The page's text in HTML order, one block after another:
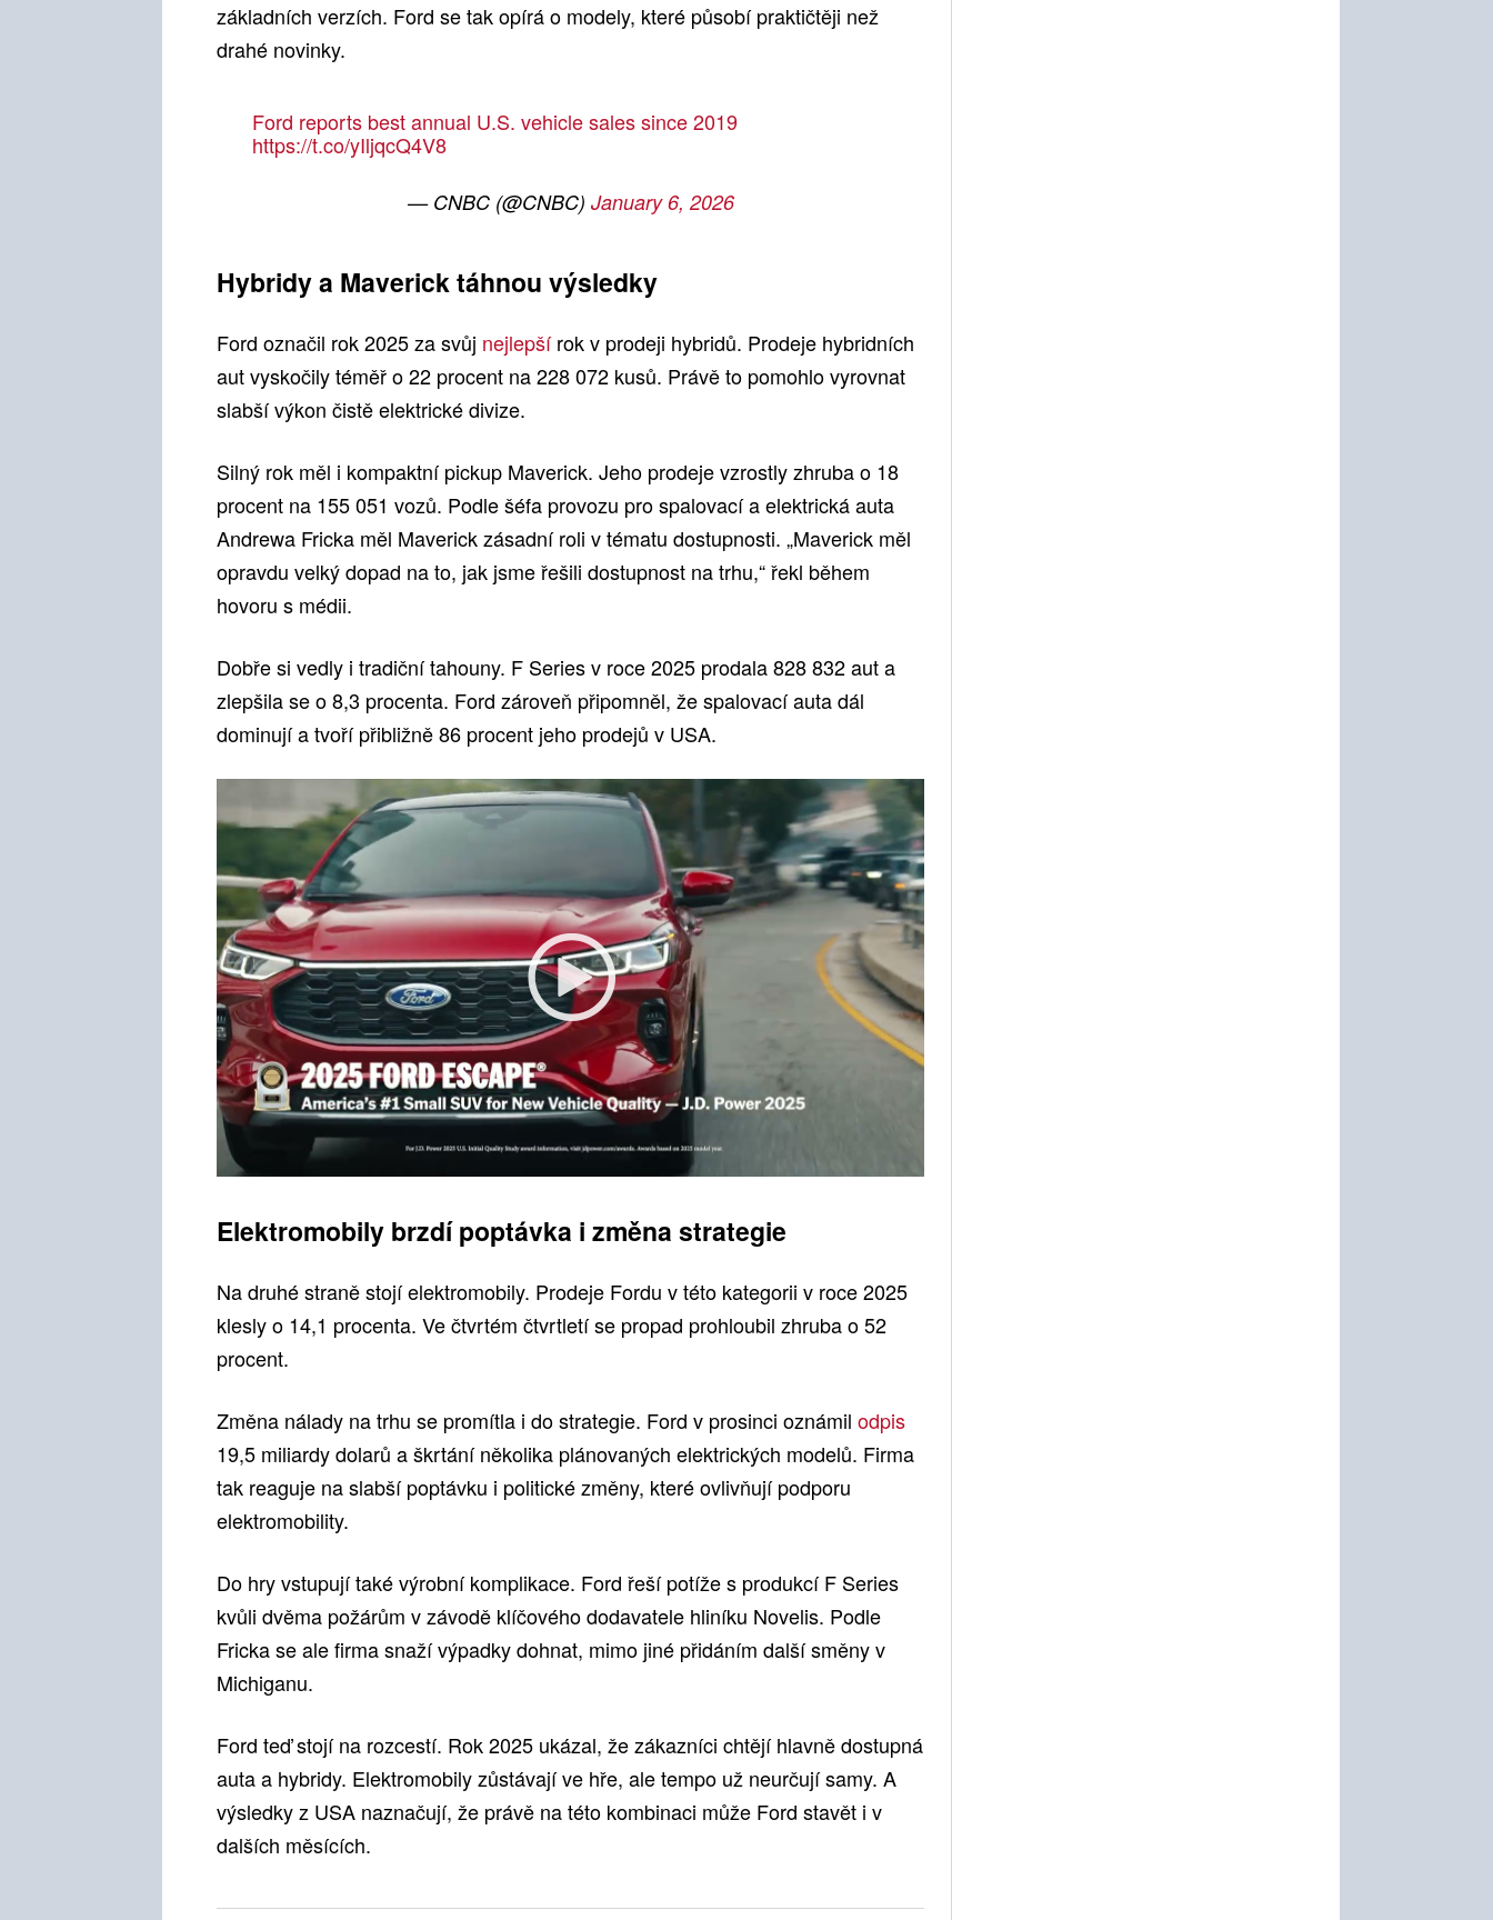
základních verzích. Ford se tak opírá o modely, které působí praktičtěji než
drahé novinky.
Ford reports best annual U.S. vehicle sales since 2019
https://t.co/yIljqcQ4V8
— CNBC (@CNBC) January 6, 2026
Hybridy a Maverick táhnou výsledky
Ford označil rok 2025 za svůj nejlepšírok v prodeji hybridů. Prodeje hybridních
aut vyskočily téměř o 22 procent na 228 072 kusů. Právě to pomohlo vyrovnat
slabší výkon čistě elektrické divize.
Silný rok měl i kompaktní pickup Maverick. Jeho prodeje vzrostly zhruba o 18
procent na 155 051 vozů. Podle šéfa provozu pro spalovací a elektrická auta
Andrewa Fricka měl Maverick zásadní roli v tématu dostupnosti. „Maverick měl
opravdu velký dopad na to, jak jsme řešili dostupnost na trhu,“ řekl během
hovoru s médii.
Dobře si vedly i tradiční tahouny. F Series v roce 2025 prodala 828 832 aut a
zlepšila se o 8,3 procenta. Ford zároveň připomněl, že spalovací auta dál
dominují a tvoří přibližně 86 procent jeho prodejů v USA.
Elektromobily brzdí poptávka i změna strategie
Na druhé straně stojí elektromobily. Prodeje Fordu v této kategorii v roce 2025
klesly o 14,1 procenta. Ve čtvrtém čtvrtletí se propad prohloubil zhruba o 52
procent.
Změna nálady na trhu se promítla i do strategie. Ford v prosinci oznámil odpis
19,5 miliardy dolarů a škrtání několika plánovaných elektrických modelů. Firma
tak reaguje na slabší poptávku i politické změny, které ovlivňují podporu
elektromobility.
Do hry vstupují také výrobní komplikace. Ford řeší potíže s produkcí F Series
kvůli dvěma požárům v závodě klíčového dodavatele hliníku Novelis. Podle
Fricka se ale firma snaží výpadky dohnat, mimo jiné přidáním další směny v
Michiganu.
Ford teď stojí na rozcestí. Rok 2025 ukázal, že zákazníci chtějí hlavně dostupná
auta a hybridy. Elektromobily zůstávají ve hře, ale tempo už neurčují samy. A
výsledky z USA naznačují, že právě na této kombinaci může Ford stavět i v
dalších měsících.